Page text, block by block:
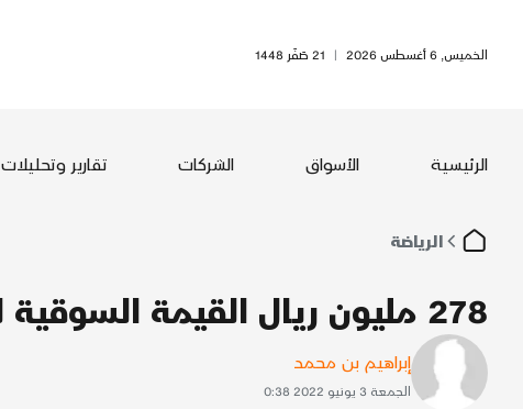
الخميس, 6 أغسطس 2026 | 21 صَفَر 1448
الرئيسية الأسواق الشركات تقارير وتحليلات
الرياضة
278 مليون ريال القيمة السوقية لـ «آسيا 2022»
إبراهيم بن محمد
الجمعة 3 يونيو 2022 0:38